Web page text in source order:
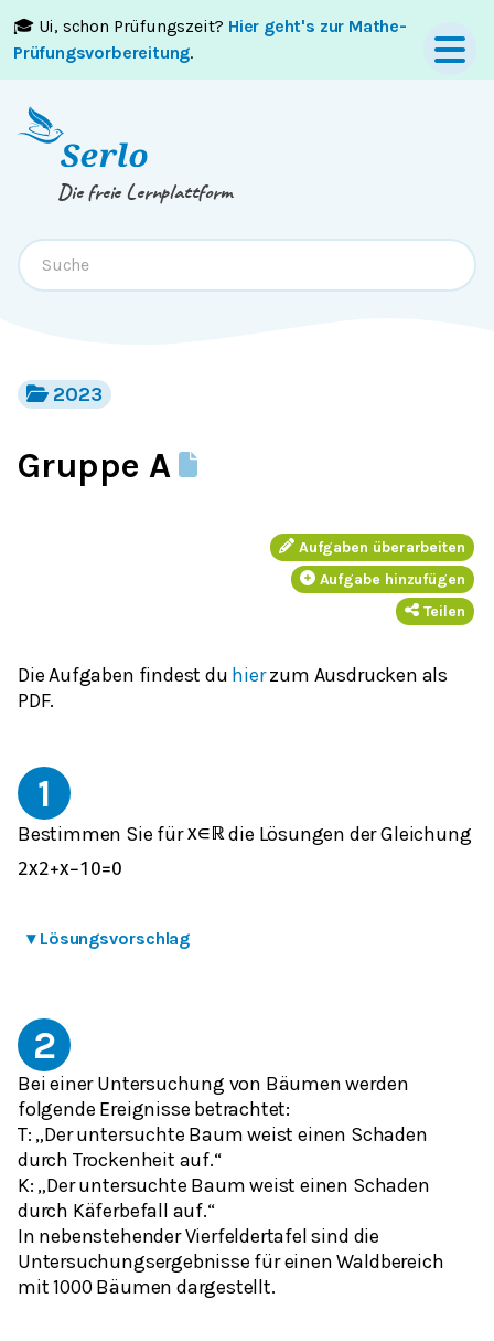
🎓 Ui, schon Prüfungszeit? Hier geht's zur Mathe-
Prüfungsvorbereitung.
Springe zumInhaltoderFooter
Die freie Lernplattform
2023
Gruppe A
Aufgaben überarbeiten
Aufgabe hinzufügen
Teilen
Die Aufgaben findest du hierzum Ausdrucken als
PDF.
1
Bestimmen Sie fürx∈ ℝdie Lösungen der Gleichung
2x2+x−10=0
▾ Lösungsvorschlag
2
Bei einer Untersuchung von Bäumen werden
folgende Ereignisse betrachtet:
T: „Der untersuchte Baum weist einen Schaden
durch Trockenheit auf.“
K: „Der untersuchte Baum weist einen Schaden
durch Käferbefall auf.“
In nebenstehender Vierfeldertafel sind die
Untersuchungsergebnisse für einen Waldbereich
mit 1000 Bäumen dargestellt.